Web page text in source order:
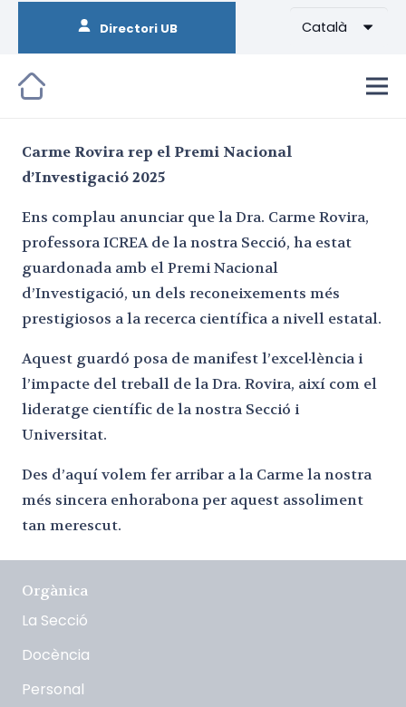
Directori UB Català
Carme Rovira rep el Premi Nacional
d’Investigació 2025
Ens complau anunciar que la Dra. Carme Rovira,
professora ICREA de la nostra Secció, ha estat
guardonada amb el Premi Nacional
d’Investigació, un dels reconeixements més
prestigiosos a la recerca científica a nivell estatal.
Aquest guardó posa de manifest l’excel·lència i
l’impacte del treball de la Dra. Rovira, així com el
lideratge científic de la nostra Secció i
Universitat.
Des d’aquí volem fer arribar a la Carme la nostra
més sincera enhorabona per aquest assoliment
tan merescut.
Orgànica
La Secció
Docència
Personal